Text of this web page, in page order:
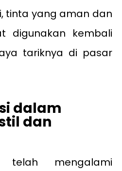
tinta yang aman dan
digunakan kembali
tariknya di pasar
dalam
dan
telah mengalami